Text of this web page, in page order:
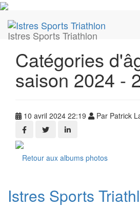
Istres Sports Triathlon
Catégories
saison 2024 -
10 avril 2024 22:19 Par Patrick
Retour aux albums photos
Istres Sports